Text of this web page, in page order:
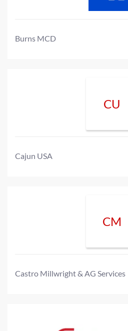
Burns MCD
CU
Cajun USA
CM
Castro Millwright & AG Services